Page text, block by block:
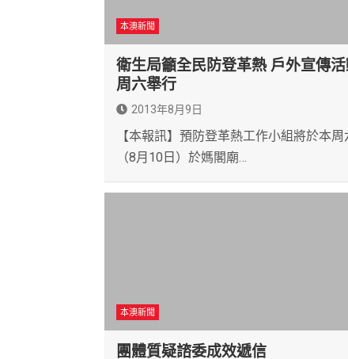
本澳新聞
衛生局籲全民防登革熱 戶外宣傳
周六舉行
2013年8月9日
【本報訊】預防登革熱工作小組將於本周
（8月10日）於媽閣廟…
本澳新聞
團體質疑諮委成效遞信